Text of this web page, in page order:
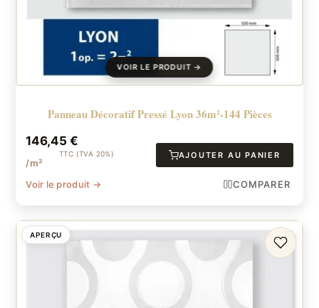
Panneau Décoratif Pressé Lyon 36m²-144 Pièces
146,45€
TTC (TVA 20%)
/m²
AJOUTER AU PANIER
Voir le produit → COMPARER
APERÇU